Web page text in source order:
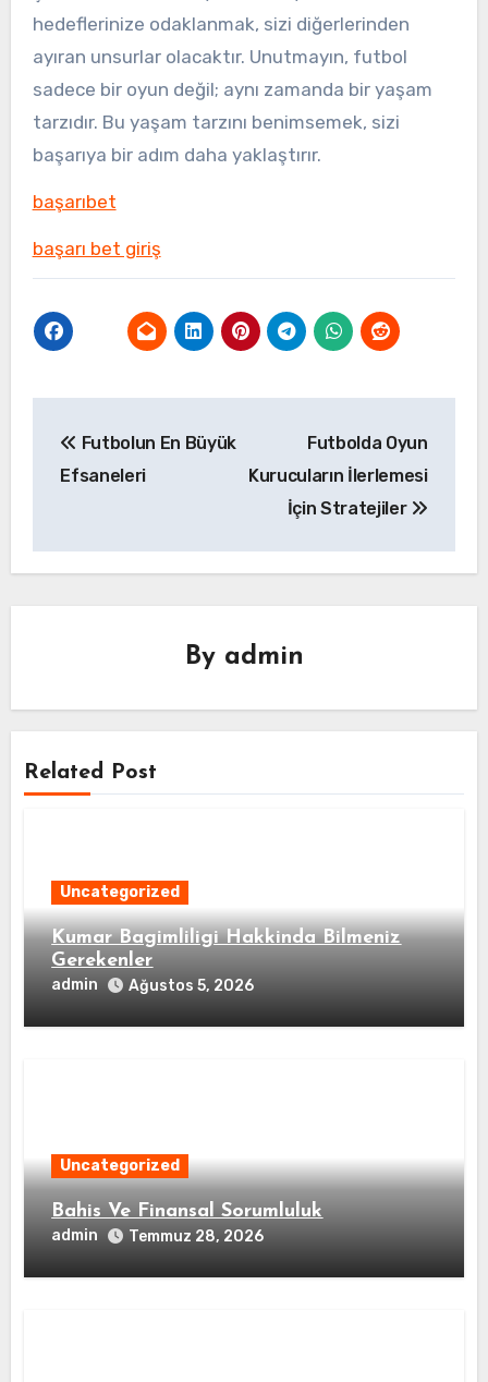
hedeflerinize odaklanmak, sizi diğerlerinden
ayıran unsurlar olacaktır. Unutmayın, futbol
sadece bir oyun değil; aynı zamanda bir yaşam
tarzıdır. Bu yaşam tarzını benimsemek, sizi
başarıya bir adım daha yaklaştırır.
başarıbet
başarı bet giriş
gezinmesi
Futbolun En Büyük
Efsaneleri
Futbolda Oyun
Kurucuların İlerlemesi
İçin Stratejiler
By admin
Related Post
Uncategorized
Kumar Bagimliligi Hakkinda Bilmeniz
Gerekenler
admin Ağustos 5, 2026
Uncategorized
Bahis Ve Finansal Sorumluluk
admin Temmuz 28, 2026